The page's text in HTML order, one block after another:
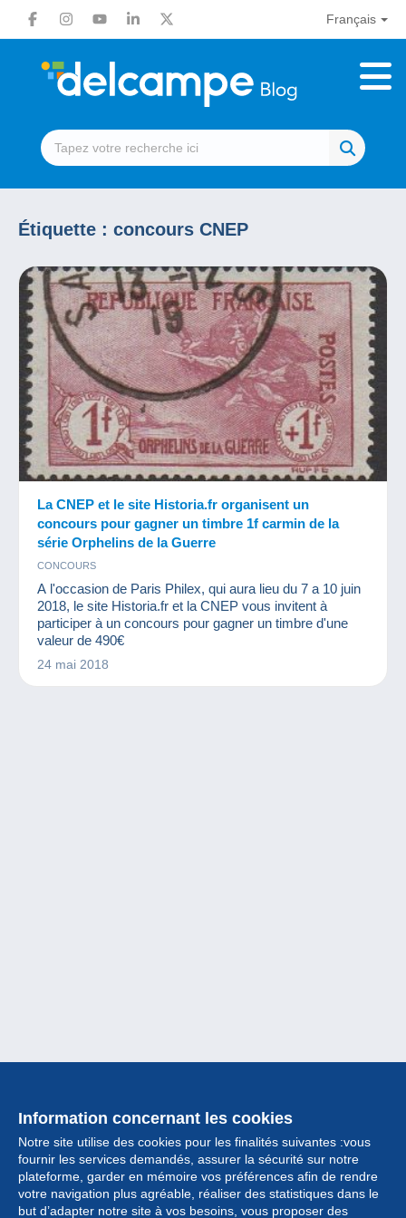
Français
Étiquette : concours CNEP
La CNEP et le site Historia.fr organisent un
concours pour gagner un timbre 1f carmin de la
série Orphelins de la Guerre
CONCOURS
A l'occasion de Paris Philex, qui aura lieu du 7 a 10 juin
2018, le site Historia.fr et la CNEP vous invitent à
participer à un concours pour gagner un timbre d'une
valeur de 490€
24 mai 2018
Information concernant les cookies
Notre site utilise des cookies pour les finalités suivantes :vous
fournir les services demandés, assurer la sécurité sur notre
plateforme, garder en mémoire vos préférences afin de rendre
votre navigation plus agréable, réaliser des statistiques dans le
but d’adapter notre site à vos besoins, vous proposer des